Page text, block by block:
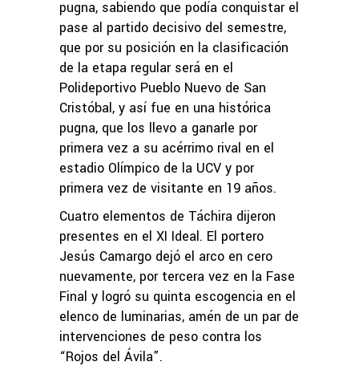
pugna, sabiendo que podía conquistar el
pase al partido decisivo del semestre,
que por su posición en la clasificación
de la etapa regular será en el
Polideportivo Pueblo Nuevo de San
Cristóbal, y así fue en una histórica
pugna, que los llevo a ganarle por
primera vez a su acérrimo rival en el
estadio Olímpico de la UCV y por
primera vez de visitante en 19 años.
Cuatro elementos de Táchira dijeron
presentes en el XI Ideal. El portero
Jesús Camargo dejó el arco en cero
nuevamente, por tercera vez en la Fase
Final y logró su quinta escogencia en el
elenco de luminarias, amén de un par de
intervenciones de peso contra los
“Rojos del Ávila”.